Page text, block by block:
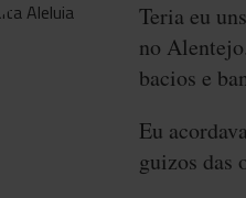
Teria eu
no
bacios e
Eu
guizos das